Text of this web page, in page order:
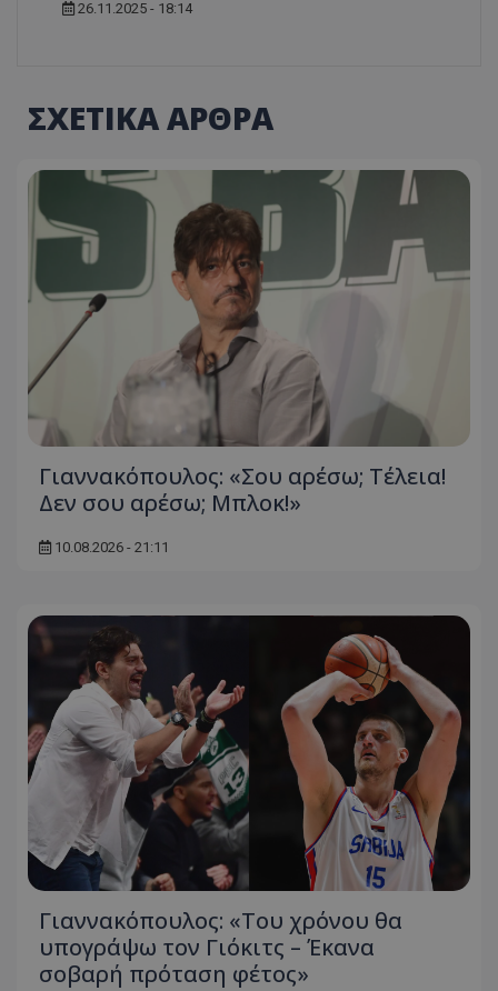
26.11.2025 - 18:14
ΣΧΕΤΙΚΑ ΑΡΘΡΑ
Γιαννακόπουλος: «Σου αρέσω; Τέλεια!
Δεν σου αρέσω; Μπλοκ!»
10.08.2026 - 21:11
Γιαννακόπουλος: «Του χρόνου θα
υπογράψω τον Γιόκιτς – Έκανα
σοβαρή πρόταση φέτος»